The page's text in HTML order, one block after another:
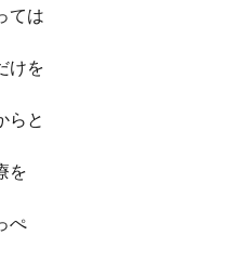
ては
けを
らと
を
ぺ